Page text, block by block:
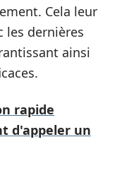
Cela leur
les dernières
ainsi
rapide
d'appeler un